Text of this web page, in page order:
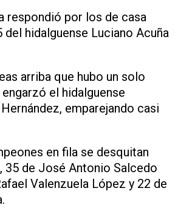
respondió por los de casa
del hidalguense Luciano Acuña
arriba que hubo un solo
el hidalguense
emparejando casi
en fila se desquitan
35 de José Antonio Salcedo
Valenzuela López y 22 de